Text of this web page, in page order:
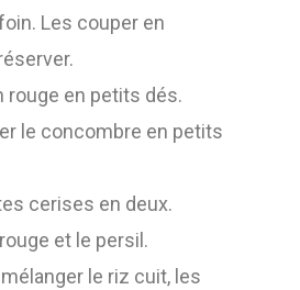
Les couper en
rouge en petits dés.
le concombre en petits
cerises en deux.
et le persil.
le riz cuit, les